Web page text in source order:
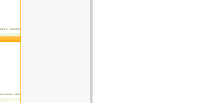
|Cinq G - JeJeJeJeJe|
Puritans - Elvis|